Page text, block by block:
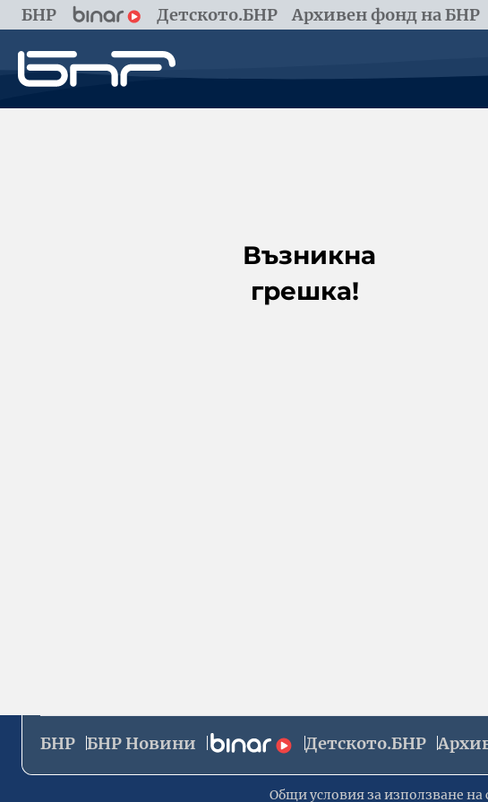
БНР Детското.БНР Архивен фонд на БНР
Възникна
грешка!
БНР БНР Новини Детското.БНР
Общи условия за използване на